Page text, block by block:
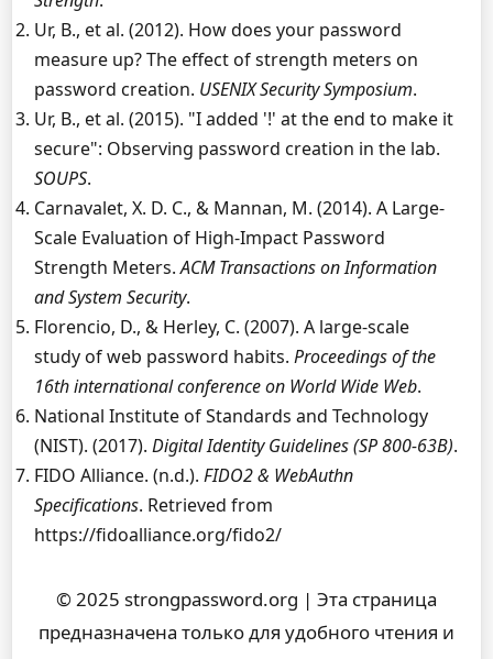
Ur, B., et al. (2012). How does your password
measure up? The effect of strength meters on
password creation. USENIX Security Symposium.
Ur, B., et al. (2015). "I added '!' at the end to make it
secure": Observing password creation in the lab.
SOUPS.
Carnavalet, X. D. C., & Mannan, M. (2014). A Large-
Scale Evaluation of High-Impact Password
Strength Meters.ACM Transactions on Information
and System Security.
Florencio, D., & Herley, C. (2007). A large-scale
study of web password habits. Proceedings of the
16th international conference on World Wide Web.
National Institute of Standards and Technology
(NIST). (2017). Digital Identity Guidelines (SP 800-63B).
FIDO Alliance. (n.d.). FIDO2 & WebAuthn
Specifications. Retrieved from
https://fidoalliance.org/fido2/
© 2025 strongpassword.org | Эта страница
предназначена только для удобного чтения и